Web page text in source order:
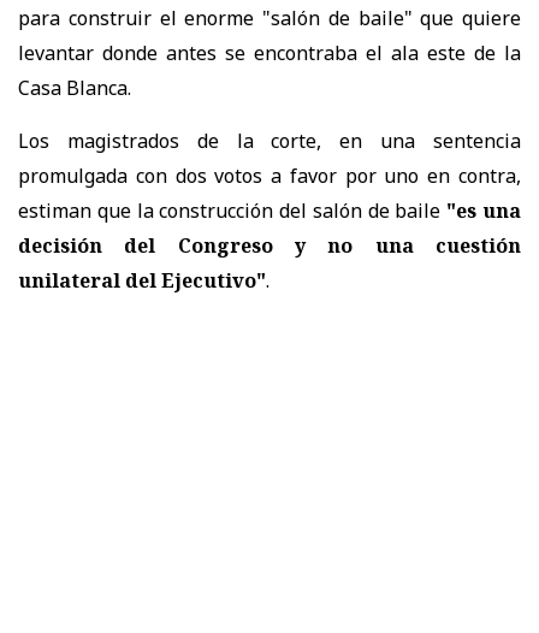
para construir el enorme "salón de baile" que quiere
levantar donde antes se encontraba el ala este de la
Casa Blanca.
Los magistrados de la corte, en una sentencia
promulgada con dos votos a favor por uno en contra,
estiman que la construcción del salón de baile "es una
decisión del Congreso y no una cuestión
unilateral del Ejecutivo".